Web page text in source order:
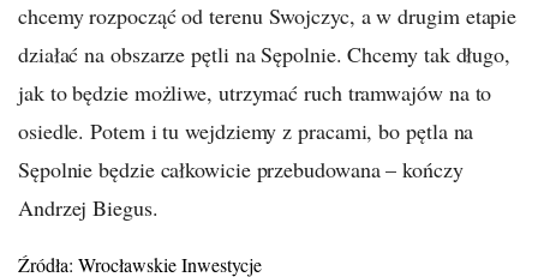
chcemy rozpocząć od terenu Swojczyc, a w drugim etapie
działać na obszarze pętli na Sępolnie. Chcemy tak długo,
jak to będzie możliwe, utrzymać ruch tramwajów na to
osiedle. Potem i tu wejdziemy z pracami, bo pętla na
Sępolnie będzie całkowicie przebudowana – kończy
Andrzej Biegus.
Źródła: Wrocławskie Inwestycje